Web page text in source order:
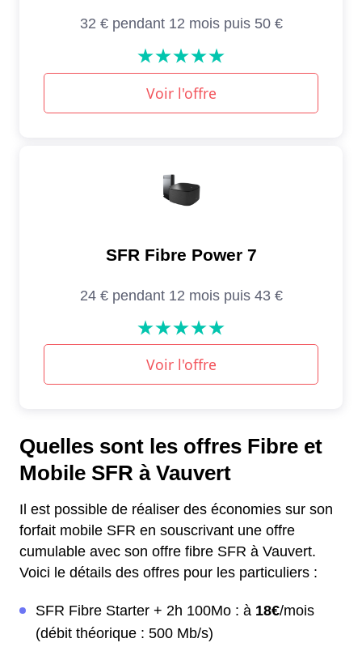
Quelles sont les offres Fibre et
Mobile SFR à Vauvert
Il est possible de réaliser des économies sur son
forfait mobile SFR en souscrivant une offre
cumulable avec son offre fibre SFR à Vauvert.
Voici le détails des offres pour les particuliers :
SFR Fibre Starter + 2h 100Mo : à 18€/mois
(débit théorique : 500 Mb/s)